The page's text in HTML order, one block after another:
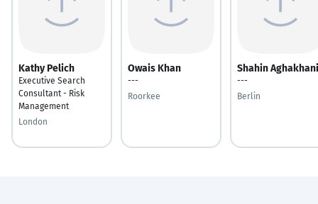
Kathy Pelich
Executive Search
Consultant - Risk
Management
London
Owais Khan
---
Roorkee
Shahin Aghakhani
---
Berlin